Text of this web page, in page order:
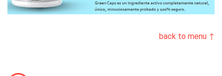
back to menu ↑